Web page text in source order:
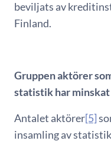
beviljats av
Finland.
Gruppen aktörer
statistik har minskat
Antalet aktörer[5]
insamling av